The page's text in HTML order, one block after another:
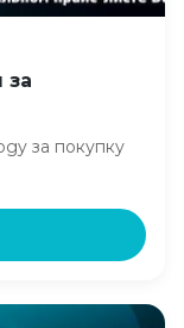
за покупку